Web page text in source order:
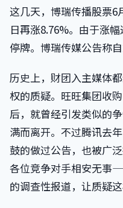
这几天，博瑞传播股票6
日再涨8.76%。由于涨
停牌。博瑞传媒公告称
历史上，财团入主媒体
权的质疑。旺旺集团收
后，就曾经引发类似的
满而离开。不过腾讯去
鼓的做过公告，也被广
各位竞争对手相安无事
的调查性报道，让质疑